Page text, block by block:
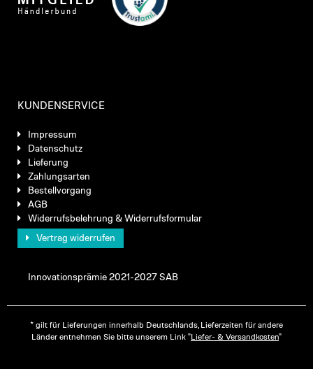
KUNDENSERVICE
Impressum
Datenschutz
Lieferung
Zahlungsarten
Bestellvorgang
AGB
Widerrufsbelehrung & Widerrufsformular
Vertrag widerrufen
Innovationsprämie 2021-2027 SAB
* gilt für Lieferungen innerhalb Deutschlands, Lieferzeiten für andere
Länder entnehmen Sie bitte unserem Link "Liefer- & Versandkosten"